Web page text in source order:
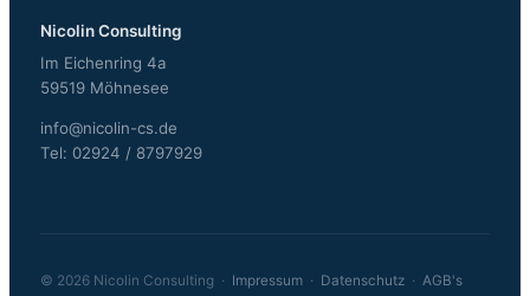
Nicolin Consulting
Im Eichenring 4a
59519 Möhnesee
info@nicolin-cs.de
Tel: 02924 / 8797929
© 2026 Nicolin Consulting · Impressum· Datenschutz· AGB's